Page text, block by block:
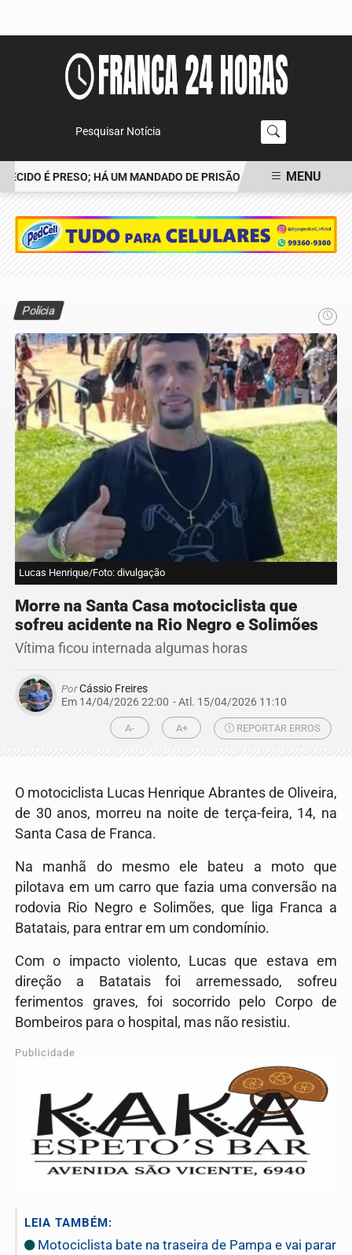
Pesquisar Notícia
É PRESO; HÁ UM MANDADO DE PRISÃO CONTRA TIAGO
MENU
Polícia
Lucas Henrique/Foto: divulgação
Morre na Santa Casa motociclista que
sofreu acidente na Rio Negro e Solimões
Vítima ficou internada algumas horas
PorCássio Freires
Em 14/04/2026 22:00 - Atl. 15/04/2026 11:10
A- A+ REPORTAR ERROS
O motociclista Lucas Henrique Abrantes de Oliveira,
de 30 anos, morreu na noite de terça-feira, 14, na
Santa Casa de Franca.
Na manhã do mesmo ele bateu a moto que
pilotava em um carro que fazia uma conversão na
rodovia Rio Negro e Solimões, que liga Franca a
Batatais, para entrar em um condomínio.
Com o impacto violento, Lucas que estava em
direção a Batatais foi arremessado, sofreu
ferimentos graves, foi socorrido pelo Corpo de
Bombeiros para o hospital, mas não resistiu.
Publicidade
LEIA TAMBÉM:
Motociclista bate na traseira de Pampa e vai parar